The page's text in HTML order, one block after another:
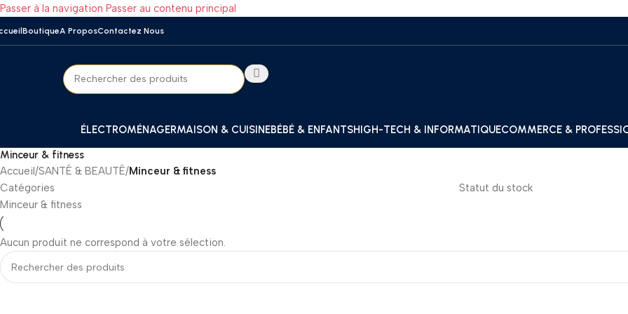
Passer à la navigation Passer au contenu principal
BoutiqueA ProposContactez Nous
ÉLECTROMÉNAGERMAISON & CUISINEBÉBÉ & ENFANTSHIGH-TECH & INFORMATIQUECOMMERCE &
Minceur & fitness
Accueil/SANTÉ & BEAUTÉ/Minceur & fitness
Catégories
Minceur & fitness
Statut du stock
Aucun produit ne correspond à votre sélection.